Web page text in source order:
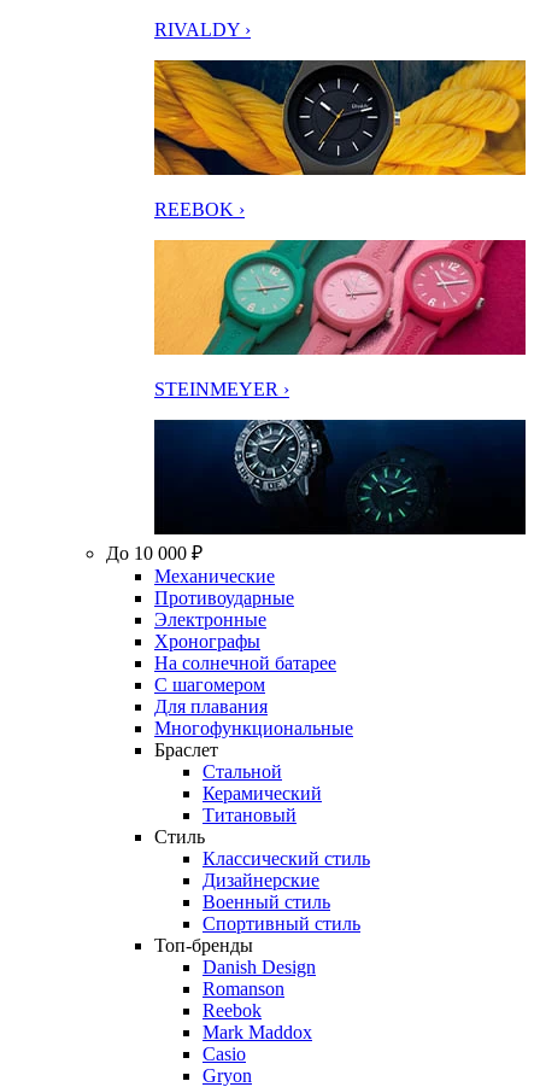
RIVALDY ›
REEBOK ›
STEINMEYER ›
До 10 000 ₽
Механические
Противоударные
Электронные
Хронографы
На солнечной батарее
С шагомером
Для плавания
Многофункциональные
Браслет
Стальной
Керамический
Титановый
Стиль
Классический стиль
Дизайнерские
Военный стиль
Спортивный стиль
Топ-бренды
Danish Design
Romanson
Reebok
Mark Maddox
Casio
Gryon